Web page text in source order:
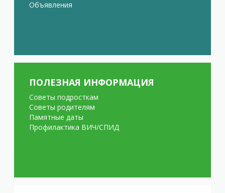
Объявления
ПОЛЕЗНАЯ ИНФОРМАЦИЯ
Советы подросткам
Советы родителям
Памятные даты
Профилактика ВИЧ/СПИД